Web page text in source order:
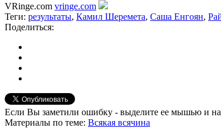
VRinge.com vringe.com
Теги: результаты, Камил Шеремета, Саша Енгоян,
Поделиться:
Если Вы заметили ошибку - выделите ее мышью и
Материалы по теме: Всякая всячина